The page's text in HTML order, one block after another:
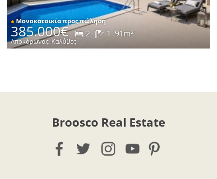
● Μονοκατοικία προς πώληση
385.000€ 2 1 91m²
Αποκόρωνας, Καλύβες
Broosco Real Estate